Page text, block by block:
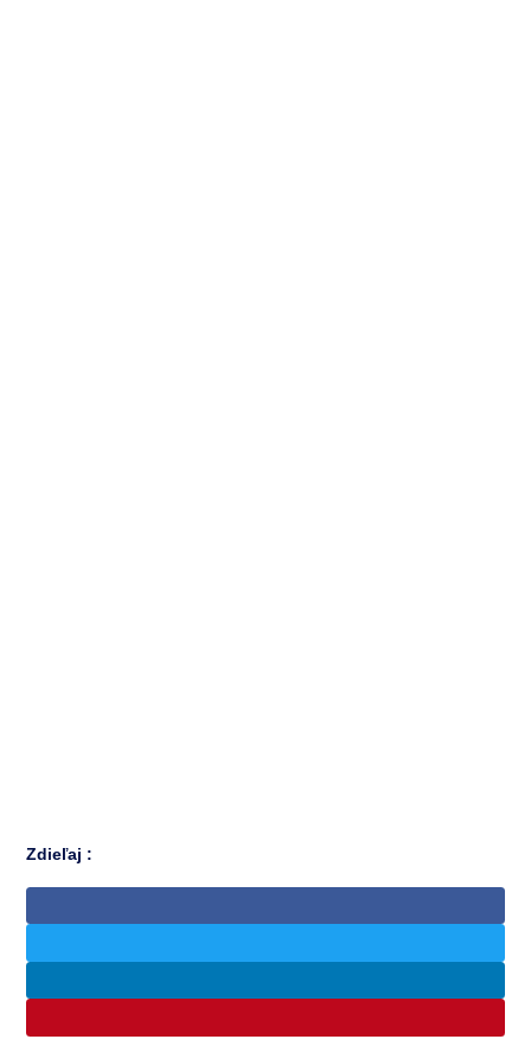
Zdieľaj :